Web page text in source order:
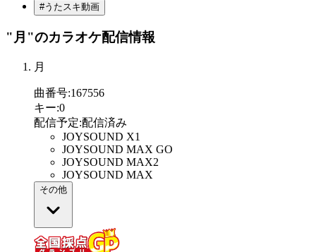
#うたスキ動画
"月"のカラオケ配信情報
月
曲番号:167556
キー:0
配信予定:配信済み
JOYSOUND X1
JOYSOUND MAX GO
JOYSOUND MAX2
JOYSOUND MAX
その他